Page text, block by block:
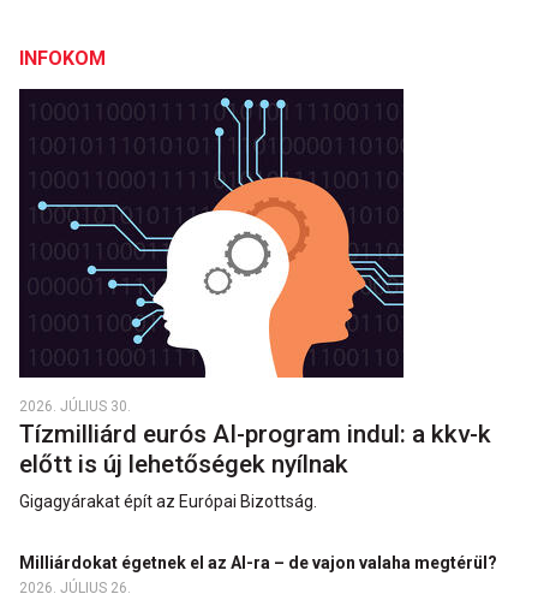
INFOKOM
2026. JÚLIUS 30.
Tízmilliárd eurós AI-program indul: a kkv-k
előtt is új lehetőségek nyílnak
Gigagyárakat épít az Európai Bizottság.
Milliárdokat égetnek el az AI-ra – de vajon valaha megtérül?
2026. JÚLIUS 26.